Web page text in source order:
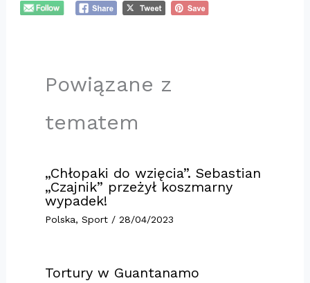
Powiązane z
tematem
„Chłopaki do wzięcia”. Sebastian
„Czajnik” przeżył koszmarny
wypadek!
Polska, Sport/ 28/04/2023
Tortury w Guantanamo